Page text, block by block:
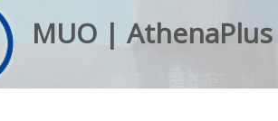
MUO | AthenaPlus